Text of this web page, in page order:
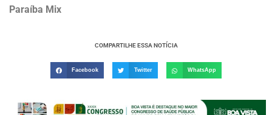
Paraíba Mix
COMPARTILHE ESSA NOTÍCIA
Facebook Twitter WhatsApp